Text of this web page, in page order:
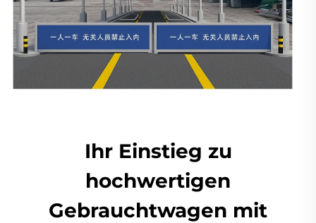
Ihr Einstieg zu
hochwertigen
Gebrauchtwagen mit